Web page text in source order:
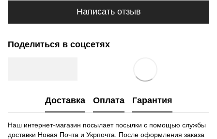
Написать отзыв
Поделиться в соцсетях
Доставка Оплата Гарантия
Наш интернет-магазин посылает посылки с помощью службы
доставки Новая Почта и Укрпочта. После оформления заказа